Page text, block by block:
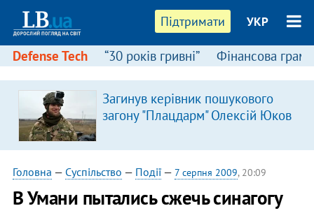
Підтримати УКР
Defense Tech “30 років гривні” Фінансова
Загинув керівник пошукового
загону "Плацдарм" Олексій Юков
Головна — Суспільство — Події— 7 серпня 2009, 20:09
В Умани пытались сжечь синагогу